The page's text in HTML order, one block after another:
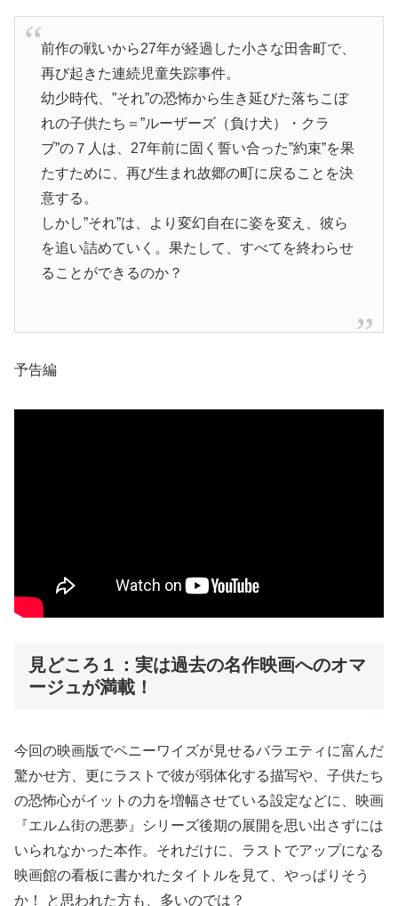
前作の戦いから27年が経過した小さな田舎町で、
再び起きた連続児童失踪事件。
幼少時代、”それ”の恐怖から生き延びた落ちこぼ
れの子供たち＝”ルーザーズ（負け犬）・クラ
ブ”の７人は、27年前に固く誓い合った”約束”を果
たすために、再び生まれ故郷の町に戻ることを決
意する。
しかし”それ”は、より変幻自在に姿を変え、彼ら
を追い詰めていく。果たして、すべてを終わらせ
ることができるのか？
予告編
見どころ１：実は過去の名作映画へのオマ
ージュが満載！
今回の映画版でペニーワイズが見せるバラエティに富んだ
驚かせ方、更にラストで彼が弱体化する描写や、子供たち
の恐怖心がイットの力を増幅させている設定などに、映画
『エルム街の悪夢』シリーズ後期の展開を思い出さずには
いられなかった本作。それだけに、ラストでアップになる
映画館の看板に書かれたタイトルを見て、やっぱりそう
か！ と思われた方も、多いのでは？